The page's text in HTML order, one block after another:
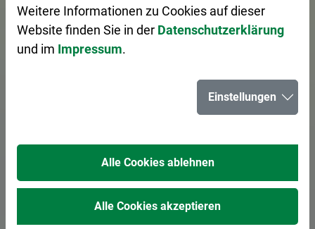
Das Abfall-ABC
Hier erhalten Sie Informationen zur korrekten
Entsorgung von Abfällen. Ein Kategoriefilter
sortiert die Begriffe nach Entsorgungsart, und es
Weitere Informationen zu Cookies auf dieser
Website finden Sie in der Datenschutzerklärung
und im Impressum.
Einstellungen
Alle Cookies ablehnen
Alle Cookies akzeptieren